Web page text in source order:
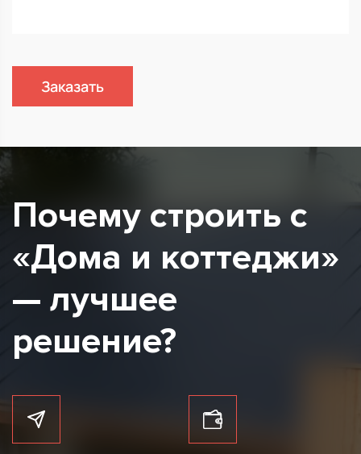
Заказать
Почему строить с
«Дома и коттеджи»
— лучшее
решение?